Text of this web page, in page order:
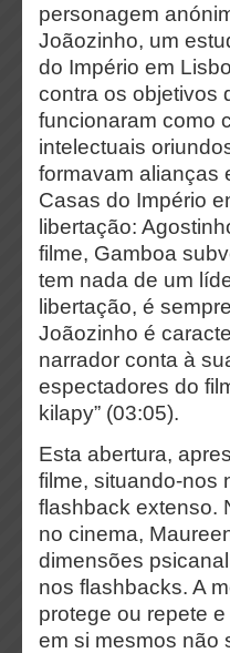
personagem
Joãozinho, um
do Império em
contra os objetivos
funcionaram como
intelectuais
formavam alianças
Casas do Império
libertação:
filme, Gamboa
tem nada de um
libertação, é
Joãozinho é
narrador conta à
espectadores do
kilapy” (03:05).
Esta abertura,
filme, situando-nos
flashback extenso.
no cinema,
dimensões
nos flashbacks. A
protege ou repete
em si mesmos não